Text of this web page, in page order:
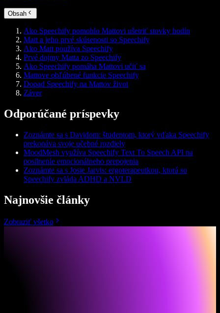
Obsah
Ako Speechify pomohlo Mattovi ušetriť stovky hodín
Matt a jeho prvé skúsenosti so Speechify
Ako Matt používa Speechify
Prvé dojmy Matta zo Speechify
Ako Speechify pomáha Mattovi učiť sa
Mattove obľúbené funkcie Speechify
Dopad Speechify na Mattov život
Záver
Odporúčané príspevky
Zoznámte sa s Davidom: študentom, ktorý vďaka Speechify
prekonáva svoje učebné rozdiely
MoodMesh využíva Speechify Text To Speech API na
posilnenie emocionálneho prepojenia
Zoznámte sa s Josie Jarvis: ergoterapeutkou, ktorá so
Speechify zvláda ADHD a NVLD
Najnovšie články
Zobraziť všetko